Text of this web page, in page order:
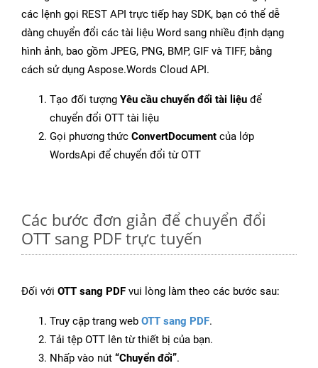
các lệnh gọi REST API trực tiếp hay SDK, bạn có thể dễ
dàng chuyển đổi các tài liệu Word sang nhiều định dạng
hình ảnh, bao gồm JPEG, PNG, BMP, GIF và TIFF, bằng
cách sử dụng Aspose.Words Cloud API.
Tạo đối tượng Yêu cầu chuyển đổi tài liệu để
chuyển đổi OTT tài liệu
Gọi phương thức ConvertDocument của lớp
WordsApi để chuyển đổi từ OTT
Các bước đơn giản để chuyển đổi
OTT sang PDF trực tuyến
Đối với OTT sang PDF vui lòng làm theo các bước sau:
Truy cập trang web OTT sang PDF.
Tải tệp OTT lên từ thiết bị của bạn.
Nhấp vào nút “Chuyển đổi”.